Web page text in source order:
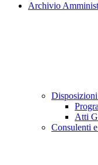
Archivio
Atti
Consulenti